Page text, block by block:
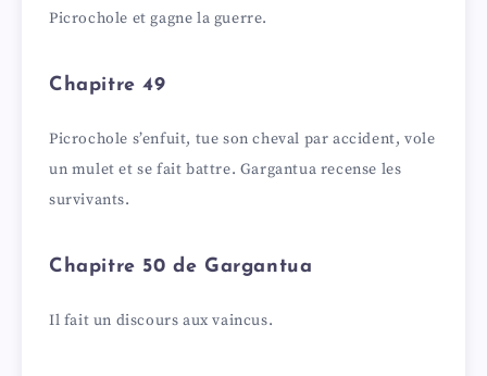
Picrochole et gagne la guerre.
Chapitre 49
Picrochole s’enfuit, tue son cheval par accident, vole
un mulet et se fait battre. Gargantua recense les
survivants.
Chapitre 50 de Gargantua
Il fait un discours aux vaincus.